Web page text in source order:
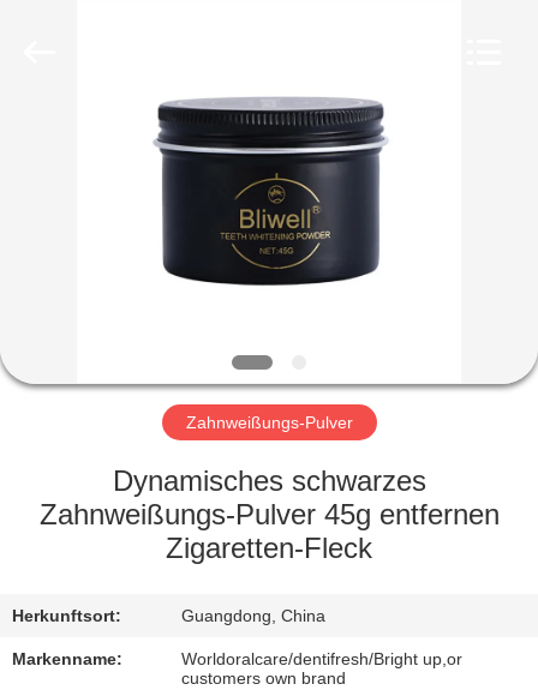
PRODUKTE
ÜBER
UNS
FABRIK-
AUSFLUG
TRETEN
Zahnweißungs-Pulver
Dynamisches schwarzes
Zahnweißungs-Pulver 45g entfernen
Zigaretten-Fleck
Herkunftsort: Guangdong, China
Markenname:
Worldoralcare/dentifresh/Bright up,or
customers own brand